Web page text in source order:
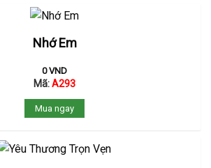
Nhớ Em
0VND
Mã:A293
Mua ngay